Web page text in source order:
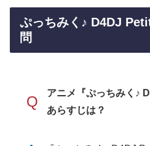
ぷっちみく♪ D4DJ
問
Q
アニメ『ぷっちみく♪
あらすじは？